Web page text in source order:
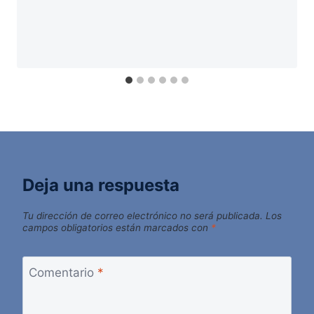
Deja una respuesta
Tu dirección de correo electrónico no será publicada. Los
campos obligatorios están marcados con *
Comentario *